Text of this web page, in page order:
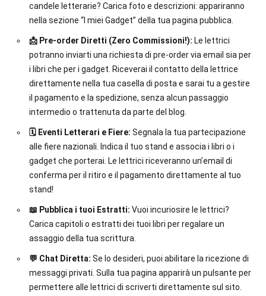
candele letterarie? Carica foto e descrizioni: appariranno
nella sezione “I miei Gadget” della tua pagina pubblica.
📩 Pre-order Diretti (Zero Commissioni!): Le lettrici
potranno inviarti una richiesta di pre-order via email sia per
i libri che per i gadget. Riceverai il contatto della lettrice
direttamente nella tua casella di posta e sarai tu a gestire
il pagamento e la spedizione, senza alcun passaggio
intermedio o trattenuta da parte del blog.
🗓️ Eventi Letterari e Fiere: Segnala la tua partecipazione
alle fiere nazionali. Indica il tuo stand e associa i libri o i
gadget che porterai. Le lettrici riceveranno un’email di
conferma per il ritiro e il pagamento direttamente al tuo
stand!
📖 Pubblica i tuoi Estratti: Vuoi incuriosire le lettrici?
Carica capitoli o estratti dei tuoi libri per regalare un
assaggio della tua scrittura.
💬 Chat Diretta: Se lo desideri, puoi abilitare la ricezione di
messaggi privati. Sulla tua pagina apparirà un pulsante per
permettere alle lettrici di scriverti direttamente sul sito.